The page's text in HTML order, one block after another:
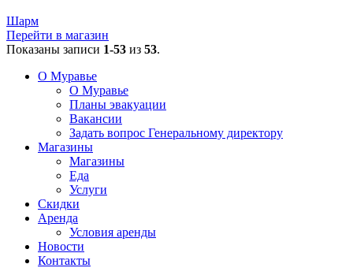
Шарм
Перейти в магазин
Показаны записи 1-53 из 53.
О Муравье
О Муравье
Планы эвакуации
Вакансии
Задать вопрос Генеральному директору
Магазины
Магазины
Еда
Услуги
Скидки
Аренда
Условия аренды
Новости
Контакты